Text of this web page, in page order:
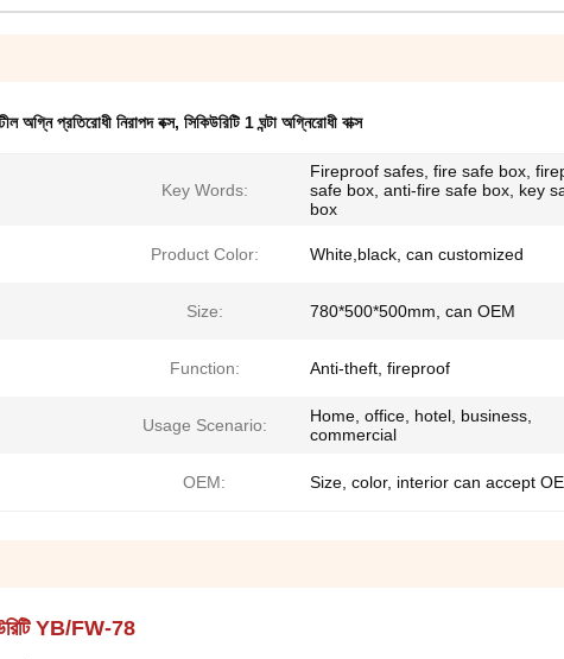
অগ্নি প্রতিরোধী নিরাপদ বক্স, সিকিউরিটি 1 ঘন্টা অগ্নিরোধী বাক্স
Key Words:
Fireproof safes, fire safe box,
safe box, anti-fire safe box, key
box
Product Color: White,black, can customized
Size: 780*500*500mm, can OEM
Function: Anti-theft, fireproof
Usage Scenario:
Home, office, hotel, business,
commercial
OEM: Size, color, interior can accept
YB/FW-78